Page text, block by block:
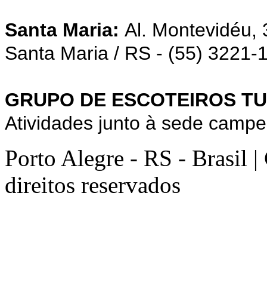
Santa Maria: Al. Montevidéu,
Santa Maria / RS - (55) 3221-
GRUPO DE ESCOTEIROS
Atividades junto à sede
Porto Alegre - RS - Brasil
direitos reservados